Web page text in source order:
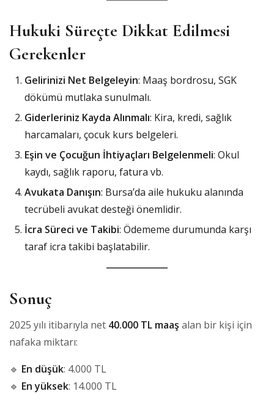
Hukuki Süreçte Dikkat Edilmesi
Gerekenler
Gelirinizi Net Belgeleyin: Maaş bordrosu, SGK
dökümü mutlaka sunulmalı.
Giderleriniz Kayda Alınmalı: Kira, kredi, sağlık
harcamaları, çocuk kurs belgeleri.
Eşin ve Çocuğun İhtiyaçları Belgelenmeli: Okul
kaydı, sağlık raporu, fatura vb.
Avukata Danışın: Bursa’da aile hukuku alanında
tecrübeli avukat desteği önemlidir.
İcra Süreci ve Takibi: Ödememe durumunda karşı
taraf icra takibi başlatabilir.
Sonuç
2025 yılı itibarıyla net 40.000 TL maaş alan bir kişi için
nafaka miktarı:
🔹 En düşük: 4.000 TL
🔹 En yüksek: 14.000 TL